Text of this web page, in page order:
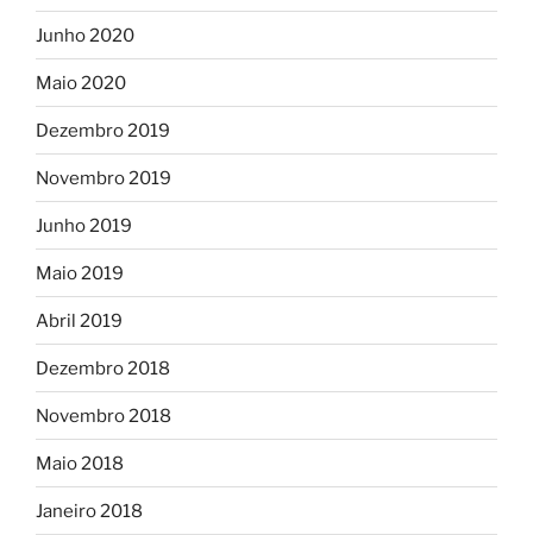
Junho 2020
Maio 2020
Dezembro 2019
Novembro 2019
Junho 2019
Maio 2019
Abril 2019
Dezembro 2018
Novembro 2018
Maio 2018
Janeiro 2018